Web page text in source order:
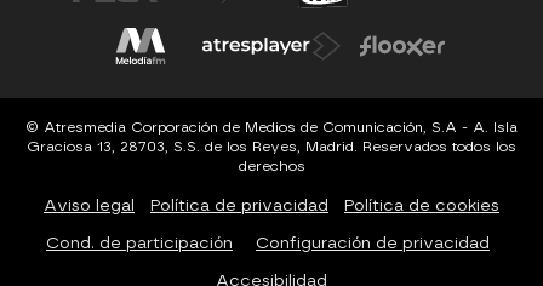
© Atresmedia Corporación de Medios de Comunicación, S.A - A. Isla
Graciosa 13, 28703, S.S. de los Reyes, Madrid. Reservados todos los
derechos
Aviso legal Política de privacidad Política de cookies
Cond. de participación Configuración de privacidad
Accesibilidad